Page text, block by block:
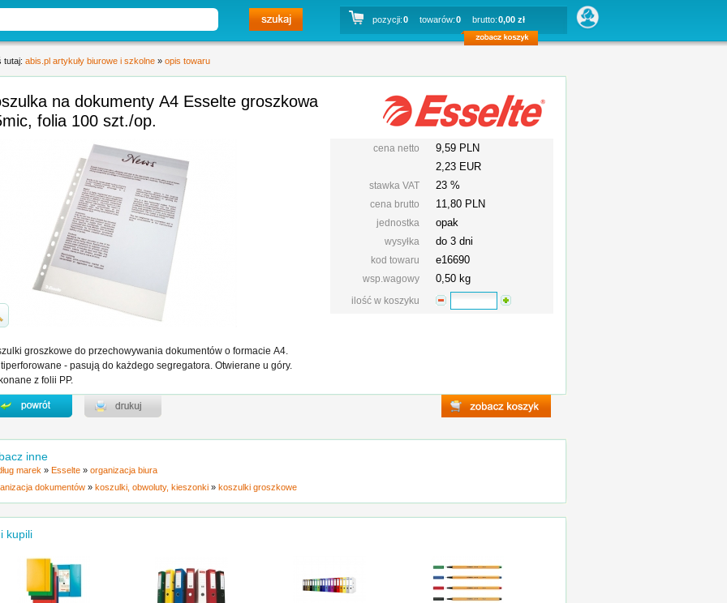
pozycji:0 towarów:0 brutto:0,00 zł
tutaj: abis.pl artykuły biurowe i szkolne » opis towaru
na dokumenty A4 Esselte groszkowa
folia 100 szt./op.
cena netto
9,59 PLN
2,23 EUR
stawka VAT 23 %
cena brutto 11,80 PLN
jednostka opak
wysyłka do 3 dni
kod towaru e16690
wsp.wagowy 0,50 kg
ilość w koszyku
groszkowe do przechowywania dokumentów o formacie A4.
- pasują do każdego segregatora. Otwierane u góry.
z folii PP.
inne
marek » Esselte » organizacja biura
dokumentów » koszulki, obwoluty, kieszonki » koszulki groszkowe
kupili